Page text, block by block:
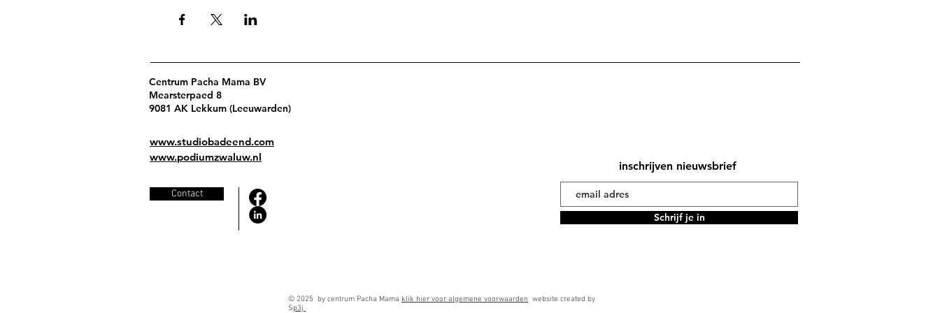
Centrum Pacha Mama BV
Mearsterpaed 8
9081 AK Lekkum (Leeuwarden)
www.studiobadeend.com
www.podiumzwaluw.nl
Contact
inschrijven nieuwsbrief
Schrijf je in
© 2025 by centrum Pacha Mama klik hier voor algemene voorwaarden website created by
Sp3j